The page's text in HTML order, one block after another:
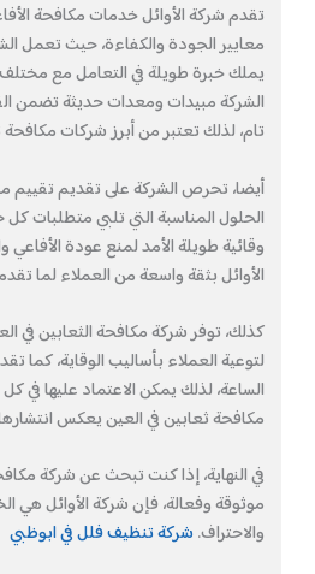
تقدم شركة الأوائل خدمات مكافحة
معايير الجودة والكفاءة، حيث تعمل
يملك خبرة طويلة في التعامل مع مختلف
الشركة مبيدات ومعدات حديثة تضمن
تام، لذلك تعتبر من أبرز شركات مكافحة
أيضا، تحرص الشركة على تقديم تقييم
الحلول المناسبة التي تلبي متطلبات
وقائية طويلة الأمد لمنع عودة الأفاعي
الأوائل بثقة واسعة من العملاء لما
كذلك، توفر شركة مكافحة الثعابين في
لتوعية العملاء بأساليب الوقاية، كما
الساعة، لذلك يمكن الاعتماد عليها في كل
مكافحة ثعابين في العين يعكس انتشارها
في النهاية، إذا كنت تبحث عن شركة
موثوقة وفعالة، فإن شركة الأوائل هي
والاحتراف.شركة تنظيف فلل في ابوظبي